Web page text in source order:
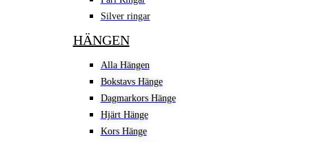
Silver ringar
HÄNGEN
Alla Hängen
Bokstavs Hänge
Dagmarkors Hänge
Hjärt Hänge
Kors Hänge